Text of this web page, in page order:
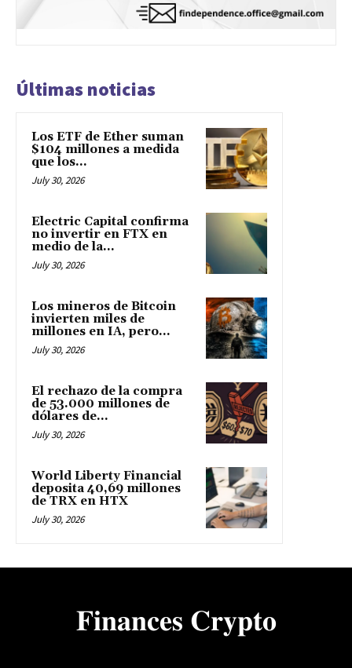
Últimas noticias
Los ETF de Ether suman
$104 millones a medida
que los...
July 30, 2026
Electric Capital confirma
no invertir en FTX en
medio de la...
July 30, 2026
Los mineros de Bitcoin
invierten miles de
millones en IA, pero...
July 30, 2026
El rechazo de la compra
de 53.000 millones de
dólares de...
July 30, 2026
World Liberty Financial
deposita 40,69 millones
de TRX en HTX
July 30, 2026
𝐅𝐢𝐧𝐚𝐧𝐜𝐞𝐬 𝐂𝐫𝐲𝐩𝐭𝐨